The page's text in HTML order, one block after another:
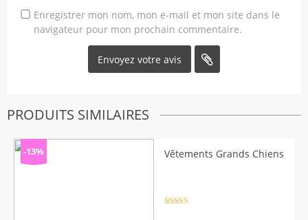
Enregistrer mon nom, mon e-mail et mon site dans le
navigateur pour mon prochain commentaire.
PRODUITS SIMILAIRES
-13% Vêtements Grands Chiens